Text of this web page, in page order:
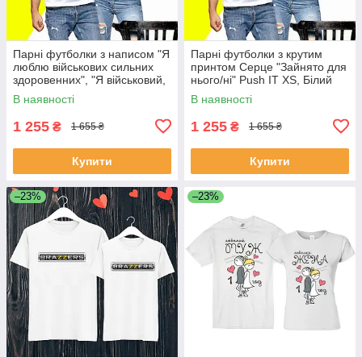
Парні футболки з написом "Я
люблю військових сильних
здоровенних", "Я військовий,
сильний, здоровенний" Push
IT XS, Білий
В наявності
1 255 ₴ 1 655 ₴
Купити
Парні футболки з крутим
принтом Серце "Зайнято для
нього/ні" Push IT XS, Білий
В наявності
1 255 ₴ 1 655 ₴
Купити
–23% –23%